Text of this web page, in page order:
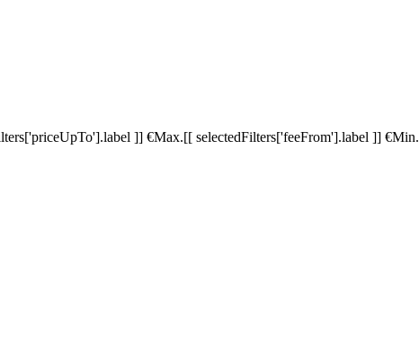
]] €Max.[[ selectedFilters['feeFrom'].label ]] €Min.